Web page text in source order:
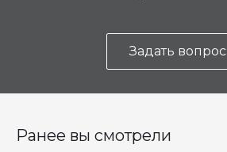
Задать вопрос
Ранее вы смотрели